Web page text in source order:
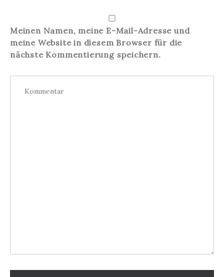
Meinen Namen, meine E-Mail-Adresse und
meine Website in diesem Browser für die
nächste Kommentierung speichern.